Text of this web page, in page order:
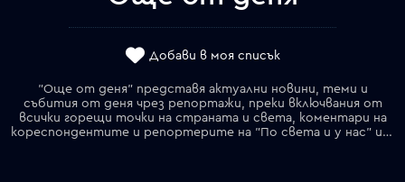
Добави в моя списък
"Още от деня" представя актуални новини, теми и
събития от деня чрез репортажи, преки включвания от
всички горещи точки на страната и света, коментари на
кореспондентите и репортерите на "По света и у нас" и дискусии с експерти и анализатори в студиото.